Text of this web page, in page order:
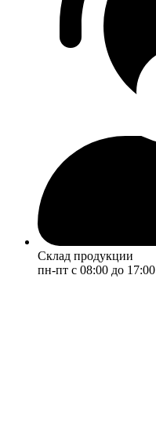
Склад продукции
пн-пт с 08:00 до 17:00